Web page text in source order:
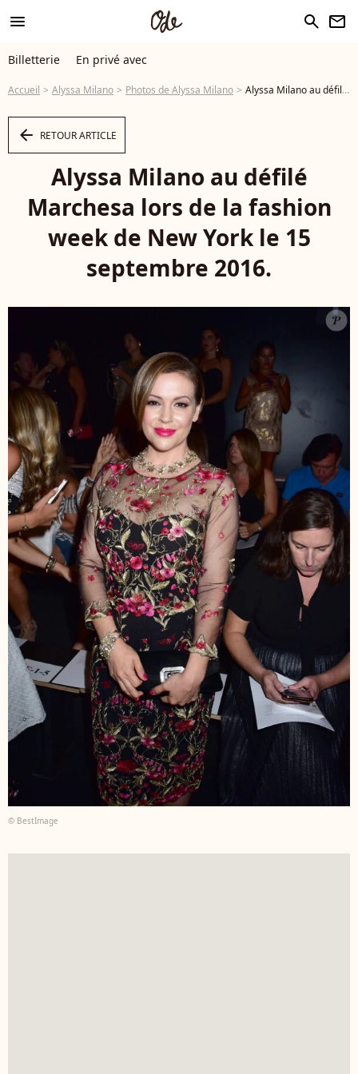
menu search newsletter
Billetterie En privé avec
Accueil Alyssa Milano Photos de Alyssa Milano Alyssa Milano au défilé Marchesa lors de la fashion week de New York le 15 septembre 2016. © CPA / Bestimage - Photo
arrow_left RETOUR ARTICLE
Alyssa Milano au défilé
Marchesa lors de la fashion
week de New York le 15
septembre 2016.
© BestImage